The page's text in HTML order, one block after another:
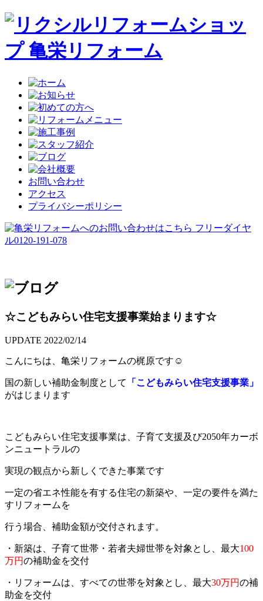
お問い合わせ
アクセス
プライバシーポリシー
☆こどもみらい住宅支援事業始まります☆
UPDATE 2022/02/14
こんにちは、亀栄リフォームの梶原です☺
国の新しい補助金制度として
「こどもみらい住宅支援事業」
がはじまります
こどもみらい住宅支援事業は、子育て支援及び2050年カーボ
ンニュートラルの
実現の観点から新しくできた事業です
一定の省エネ性能を有する住宅の新築や、一定の要件を満た
すリフォームを
行う場合、補助金額が交付されます。
・新築は、子育て世帯・若者夫婦世帯を対象とし、最大100
万円の補助金を交付
・リフォームは、すべての世帯を対象とし、最大30万円の補
助金を交付